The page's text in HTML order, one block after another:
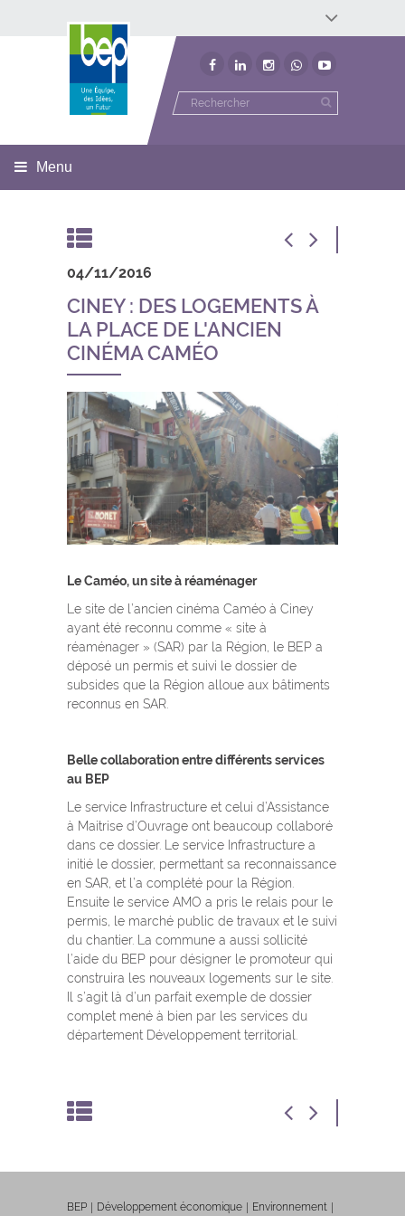
Développement économique
Développement territorial
Menu
04/11/2016
CINEY : DES LOGEMENTS À
LA PLACE DE L'ANCIEN
CINÉMA CAMÉO
Le Caméo, un site à réaménager
Le site de l’ancien cinéma Caméo à Ciney
ayant été reconnu comme « site à
réaménager » (SAR) par la Région, le BEP a
déposé un permis et suivi le dossier de
subsides que la Région alloue aux bâtiments
reconnus en SAR.
Belle collaboration entre différents services
au BEP
Le service Infrastructure et celui d’Assistance
à Maitrise d’Ouvrage ont beaucoup collaboré
dans ce dossier. Le service Infrastructure a
initié le dossier, permettant sa reconnaissance
en SAR, et l’a complété pour la Région.
Ensuite le service AMO a pris le relais pour le
permis, le marché public de travaux et le suivi
du chantier. La commune a aussi sollicité
l’aide du BEP pour désigner le promoteur qui
construira les nouveaux logements sur le site.
Il s’agit là d’un parfait exemple de dossier
complet mené à bien par les services du
département Développement territorial.
BEP Développement économique Environnement